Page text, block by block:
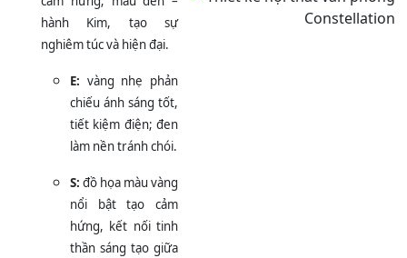
hành Kim, tạo sự
nghiêm túc và hiện đại.
E: vàng nhẹ phản
chiếu ánh sáng tốt,
tiết kiệm điện; đen
làm nền tránh chói.
S: đồ họa màu vàng
nổi bật tạo cảm
hứng, kết nối tinh
thần sáng tạo giữa